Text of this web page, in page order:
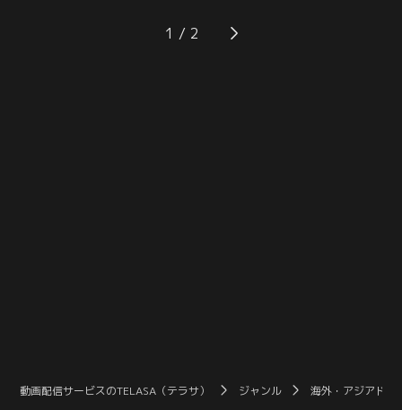
タップ、オフ、アリス、ホワイト、
シング、ガンスマイルも特別出演！
えするスポットが見つかること間違
いなし！
1
動画配信サービスのTELASA（テラサ） ジャンル 海外・アジアドラ